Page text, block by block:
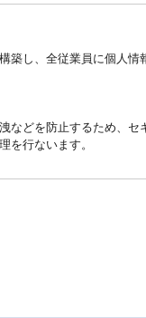
築し、全従業員に個人情
などを防止するため、セ
行ないます。
に開示いたしません。